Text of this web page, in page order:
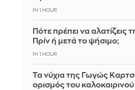
IN 1 HOUR
Πότε πρέπει να αλατίζεις
Πρίν ή μετά το ψήσιμο;
IN 1 HOUR
Τα νύχια της Γωγώς
ορισμός του